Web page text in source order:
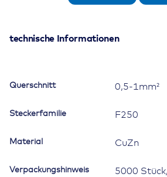
0,5-
Menge
technische Informationen
Querschnitt 0,5-1mm²
Steckerfamilie F250
Material CuZn
Verpackungshinweis 5000